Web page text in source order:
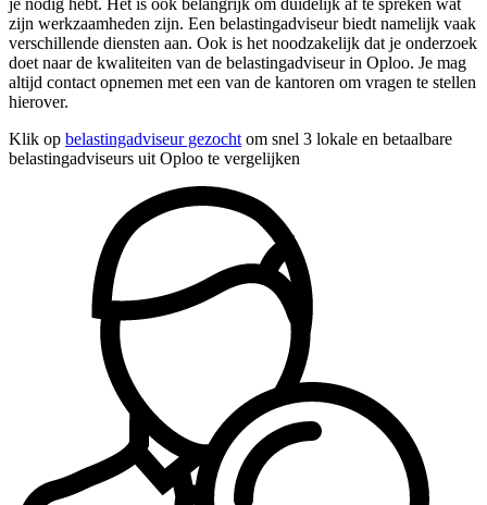
zijn werkzaamheden zijn. Een belastingadviseur biedt namelijk vaak
verschillende diensten aan. Ook is het noodzakelijk dat je onderzoek
doet naar de kwaliteiten van de belastingadviseur in Oploo. Je mag
altijd contact opnemen met een van de kantoren om vragen te stellen
hierover.
Klik op belastingadviseur gezocht om snel 3 lokale en betaalbare
belastingadviseurs uit Oploo te vergelijken